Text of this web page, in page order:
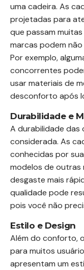
uma cadeira. As
projetadas para
que passam
marcas podem
Por exemplo,
concorrentes
usar materiais de
desconforto após
Durabilidade e
A durabilidade das
considerada. As
conhecidas por
modelos de outras
desgaste mais
qualidade pode
pois você não
Estilo e Design
Além do conforto,
para muitos
apresentam um